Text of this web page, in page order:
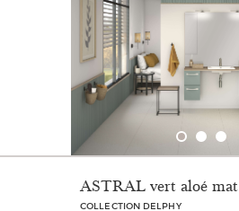
ASTRAL vert aloé mat
COLLECTION DELPHY